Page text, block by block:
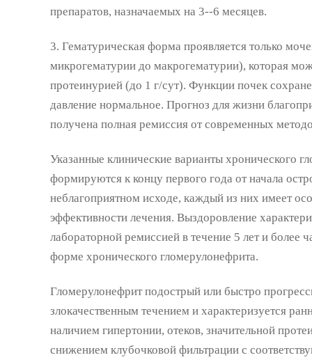
препаратов, назначаемых на 3--6 месяцев.
3. Гематурическая форма проявляется только
микрогематурии до макрогематурии), которая
протеинурией (до 1 г/сут). Функции почек
давление нормальное. Прогноз для жизни
получена полная ремиссия от современных
Указанные клинические варианты хронического
формируются к концу первого года от начала
неблагоприятном исходе, каждый из них имеет
эффективности лечения. Выздоровление
лабораторной ремиссией в течение 5 лет и более
форме хронического гломерулонефрита.
Гломерулонефрит подострый или быстро
злокачественным течением и характеризуется
наличием гипертонии, отеков, значительной
снижением клубочковой фильтрации с